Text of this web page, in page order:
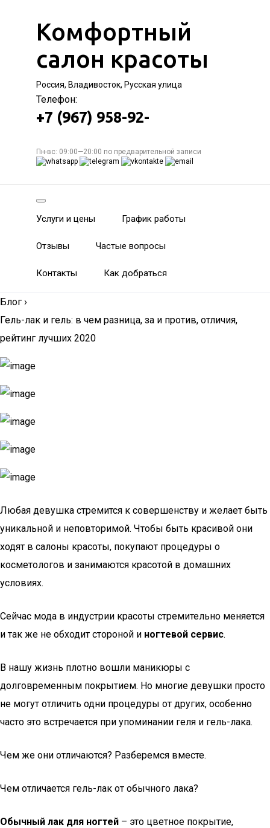
Комфортный
салон красоты
Россия, Владивосток, Русская улица
Телефон:
+7 (967) 958-92-
Пн-вс: 09:00—20:00 по предварительной записи
Услуги и цены График работы
Отзывы Частые вопросы
Контакты Как добраться
Блог ›
Гель-лак и гель: в чем разница, за и против, отличия,
рейтинг лучших 2020
Любая девушка стремится к совершенству и желает быть
уникальной и неповторимой. Чтобы быть красивой они
ходят в салоны красоты, покупают процедуры о
косметологов и занимаются красотой в домашних
условиях.
Сейчас мода в индустрии красоты стремительно меняется
и так же не обходит стороной и ногтевой сервис.
В нашу жизнь плотно вошли маникюры с
долговременным покрытием. Но многие девушки просто
не могут отличить одни процедуры от других, особенно
часто это встречается при упоминании геля и гель-лака.
Чем же они отличаются? Разберемся вместе.
Чем отличается гель-лак от обычного лака?
Обычный лак для ногтей – это цветное покрытие,